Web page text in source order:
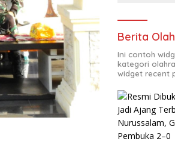
Berita
Ini contoh
kategori
widget recent